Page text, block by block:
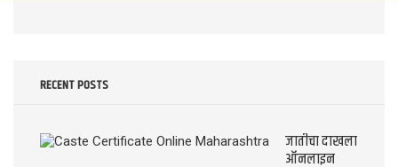
RECENT POSTS
जातीचा दाखला
ऑनलाइन